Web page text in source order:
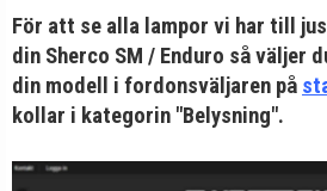
och universella
För att se alla lampor vi har till
din Sherco SM / Enduro så väljer
din modell i fordonsväljaren på
kollar i kategorin "Belysning".